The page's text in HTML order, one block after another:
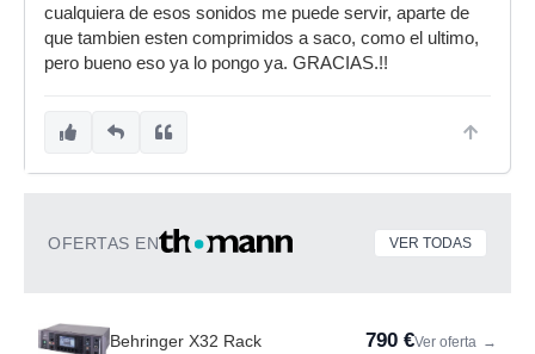
cualquiera de esos sonidos me puede servir, aparte de
que tambien esten comprimidos a saco, como el ultimo,
pero bueno eso ya lo pongo ya. GRACIAS.!!
OFERTAS EN VER TODAS
Behringer X32 Rack 790 €Ver oferta →